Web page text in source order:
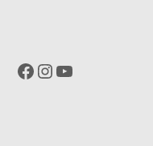
Facebook Instagram YouTube